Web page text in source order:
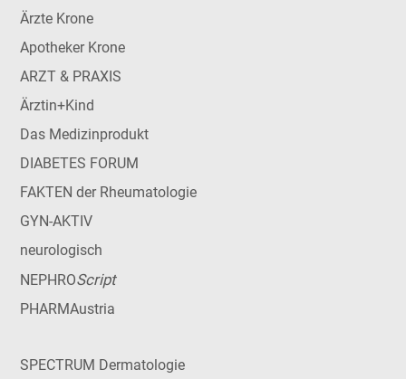
Ärzte Krone
Apotheker Krone
ARZT & PRAXIS
Ärztin+Kind
Das Medizinprodukt
DIABETES FORUM
FAKTEN der Rheumatologie
GYN-AKTIV
neurologisch
NEPHROScript
PHARMAustria
SPECTRUM Dermatologie